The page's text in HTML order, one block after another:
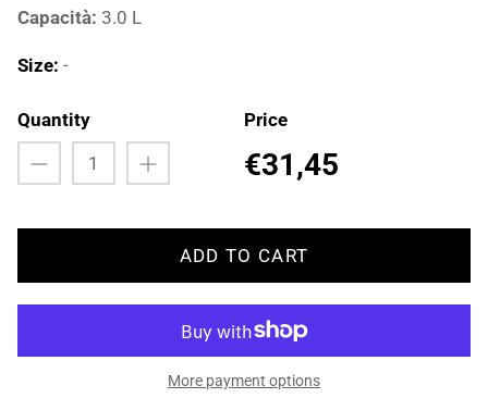
Capacità: 3.0 L
Size: -
Quantity Price
€31,45
ADD TO CART
More payment options